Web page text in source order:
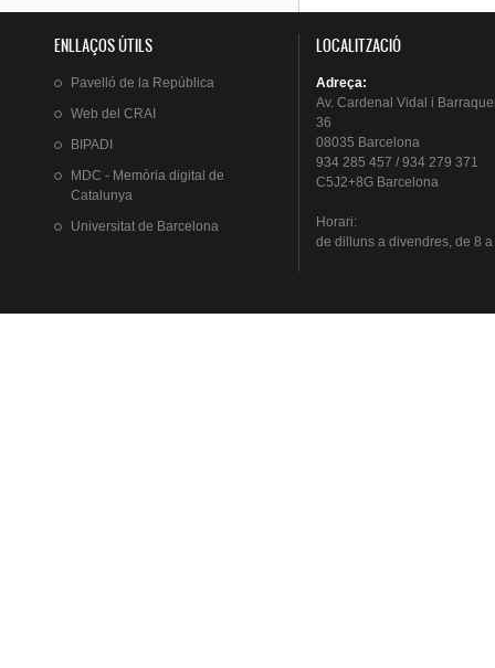
ENLLAÇOS ÚTILS
Pavelló de la República
Web del CRAI
BIPADI
MDC - Memòria digital de
Catalunya
Universitat de Barcelona
LOCALITZACIÓ
Adreça:
Av. Cardenal Vidal i
36
08035 Barcelona
934 285 457 / 934 279 371
C5J2+8G Barcelona
Horari:
de dillunsa divendres, de 8